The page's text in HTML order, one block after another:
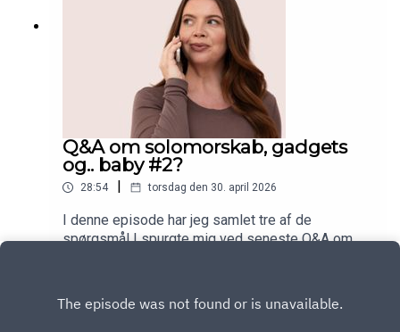
Q&A om solomorskab, gadgets
og.. baby #2?
28:54 torsdag den 30. april 2026
I denne episode har jeg samlet tre af de
spørgsmål I spurgte mig ved seneste Q&A om
baby. NÆVNT I EPISODEN:Solomor dagbogs
podcastepisoder kan findes herMin favorit